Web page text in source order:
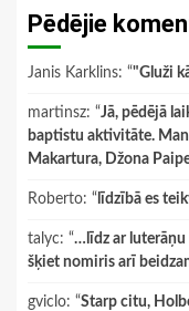
Pēdējie
Janis Karklins: “"Gluži
martinsz: “Jā, pēdējā
baptistu aktivitāte.
Makartura, Džona
Roberto: “ līdzībā es
talyc: “…līdz ar luterāņu
šķiet nomiris arī
gviclo: “Starp citu,